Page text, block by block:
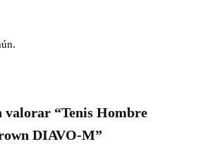
valorar “Tenis Hombre
DIAVO-M”